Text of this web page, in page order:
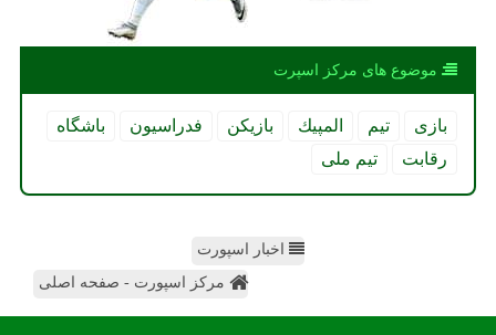
موضوع های مركز اسپرت
بازی تیم المپیك بازیكن فدراسیون
باشگاه
رقابت
تیم ملی
اخبار اسپورت
مرکز اسپورت - صفحه اصلی